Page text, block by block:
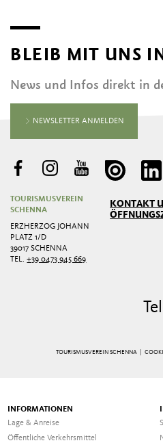
BLEIB MIT UNS
News und Infos direkt in
NEWSLETTER ANMELDEN
TOURISMUSVEREIN
SCHENNA
ERZHERZOG JOHANN
PLATZ 1/D
39017 SCHENNA
TEL.+39 0473 945 669
KONTAKT
TOURISMUSVEREIN SCHENNA |
INFORMATIONEN
Lage & Anreise
Öffentliche Verkehrsmittel